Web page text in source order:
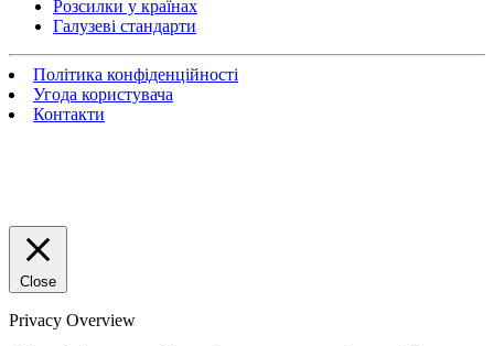
Розсилки у країнах
Галузеві стандарти
Політика конфіденційності
Угода користувача
Контакти
Close
Privacy Overview